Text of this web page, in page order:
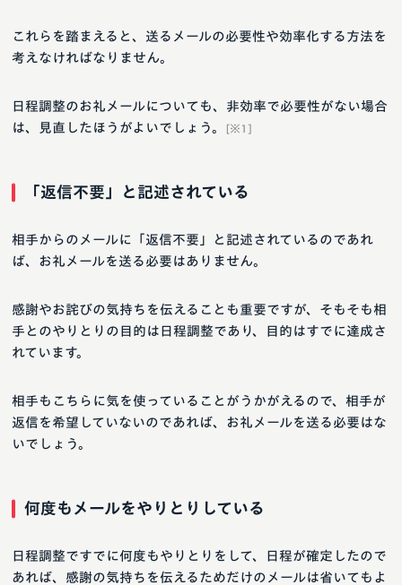
これらを踏まえると、送るメールの必要性や効率化する方法を
考えなければなりません。
日程調整のお礼メールについても、非効率で必要性がない場合
は、見直したほうがよいでしょう。
[※1]
「返信不要」と記述されている
相手からのメールに「返信不要」と記述されているのであれ
ば、お礼メールを送る必要はありません。
感謝やお詫びの気持ちを伝えることも重要ですが、そもそも相
手とのやりとりの目的は日程調整であり、目的はすでに達成さ
れています。
相手もこちらに気を使っていることがうかがえるので、相手が
返信を希望していないのであれば、お礼メールを送る必要はな
いでしょう。
何度もメールをやりとりしている
日程調整ですでに何度もやりとりをして、日程が確定したので
あれば、感謝の気持ちを伝えるためだけのメールは省いてもよ